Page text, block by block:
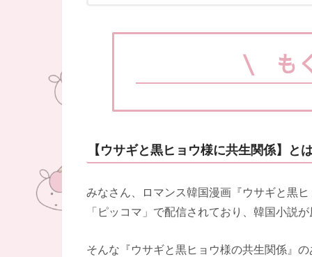
\ も
【ウサギと黒ヒョウ様に共生関係】と
みなさん、ロマンス韓国漫画『ウサギと黒
「ピッコマ」で配信されており、韓国小説
そんな『ウサギと黒ヒョウ様の共生関係』